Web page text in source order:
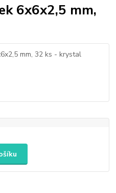
6x6x2,5 mm,